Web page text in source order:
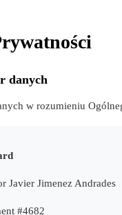
danych
w rozumieniu
Javier Jimenez Andrades
#4682